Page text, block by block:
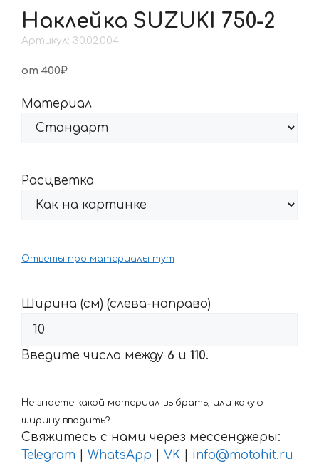
Наклейка SUZUKI 750-2
Артикул: 30.02.004
от 400₽
Материал
Расцветка
Ответы про материалы тут
Ширина (см) (слева-направо)
Введите число между 6 и 110.
Не знаете какой материал выбрать, или какую
ширину вводить?
Свяжитесь с нами через мессенджеры:
Telegram
WhatsApp VK info@motohit.ru